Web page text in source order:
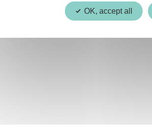
OK, accept all